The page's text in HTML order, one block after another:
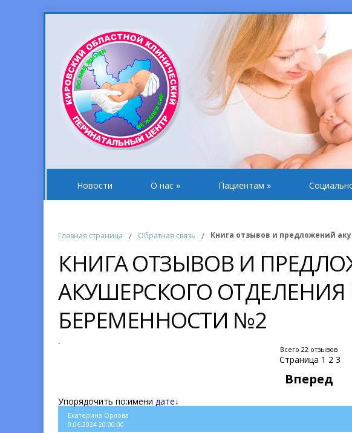
Новости О нас » Пациентам »
Главная страница / Обратная связь / Книга отзывов и предложений
КНИГА ОТЗЫВОВ И
АКУШЕРСКОГО
БЕРЕМЕННОСТИ №2
-
Всего 22 отзывов
Страница 1 2 3
Вперед
Упорядочить по:имени дате↓
Екатерина Орлова
9.06.2024 20:00:00